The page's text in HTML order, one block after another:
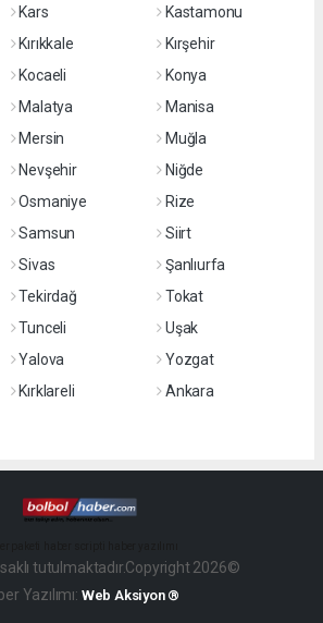
Kars
Kastamonu
Kırıkkale
Kırşehir
Kocaeli
Konya
Malatya
Manisa
Mersin
Muğla
Nevşehir
Niğde
Osmaniye
Rize
Samsun
Siirt
Sivas
Şanlıurfa
Tekirdağ
Tokat
Tunceli
Uşak
Yalova
Yozgat
Kırklareli Ankara
tutulmaktadır.Copyright 2026©
Yazılımı: Web Aksiyon ®